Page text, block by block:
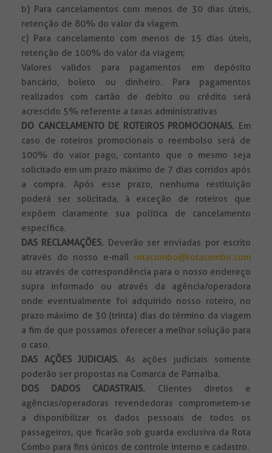
b) Para cancelamentos com menos de 30 dias úteis,
retenção de 80% do valor da viagem.
c) Para cancelamento com menos de 15 dias úteis,
retenção de 100% do valor da viagem;
Valores validos para pagamentos em depósito
bancário, boleto ou dinheiro. Para pagamentos
realizados com cartão de debito ou crédito será
acrescido 5% referente a taxas administrativas
DO CANCELAMENTO DE ROTEIROS PROMOCIONAIS. Em
caso de roteiros promocionais o reembolso será de
100% do valor pago, contanto que o mesmo seja
solicitado em um prazo máximo de 7 dias corridos após
a compra. Após esse prazo, nenhuma restituição
poderá ser solicitada, à exceção de roteiros que
expõem claramente sua política de cancelamento
específica.
DAS RECLAMAÇÕES. Deverão ser enviadas por escrito
através do nosso e-mail rotacombo@rotacombo.com
ou através de correspondência para o nosso endereço
supra informado ou através da agência/operadora
onde eventualmente foi adquirido nosso roteiro, no
prazo máximo de 30 (trinta) dias do término da viagem
a fim de que possamos oferecer a melhor solução para
o caso.
DAS AÇÕES JUDICIAIS. As ações judiciais somente
poderão ser propostas na Comarca de Parnaíba.
DOS DADOS CADASTRAIS. Clientes diretos e
agências/operadoras revendedoras comprometem-se
a disponibilizar os dados pessoais de todos os
passageiros, que ficarão sob guarda exclusiva da Rota
Combo para fins únicos de controle interno e cadastro.